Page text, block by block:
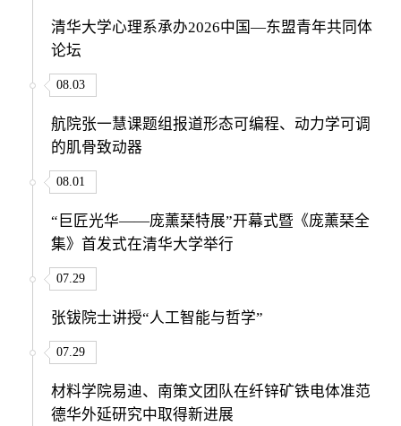
清华大学心理系承办2026中国—东盟青年共同体
论坛
08.03
航院张一慧课题组报道形态可编程、动力学可调
的肌骨致动器
08.01
“巨匠光华——庞薰琹特展”开幕式暨《庞薰琹全
集》首发式在清华大学举行
07.29
张钹院士讲授“人工智能与哲学”
07.29
材料学院易迪、南策文团队在纤锌矿铁电体准范
德华外延研究中取得新进展